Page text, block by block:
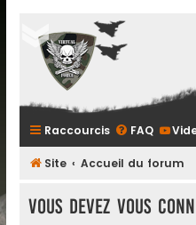
Raccourcis FAQ
Site Accueil du forum
Vous devez vous